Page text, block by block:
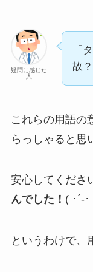
疑問に感じた
人
「
故？
これらの用語の
らっしゃると思
安心してくださ
んでした！ ( ･´-
というわけで、